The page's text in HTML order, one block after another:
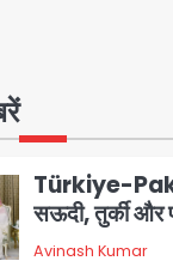
आभार
सऊदी, तुर्की और
रक्षा समझौता,
Avinash Kumar